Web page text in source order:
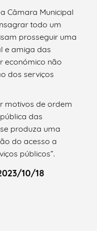
Câmara Municipal
todo um
prosseguir uma
e amiga das
económico não
dos serviços
motivos de ordem
das
produza uma
do acesso a
públicos”.
10/18